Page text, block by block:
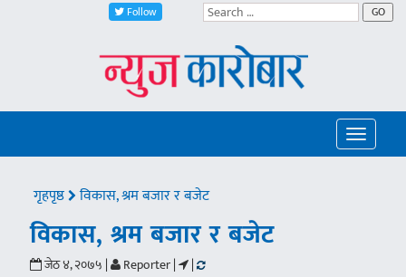
Follow GO
Toggle
गृहपृष्ठ विकास, श्रम बजार र बजेट
विकास, श्रम बजार र बजेट
जेठ ४, २०७५ | Reporter | |